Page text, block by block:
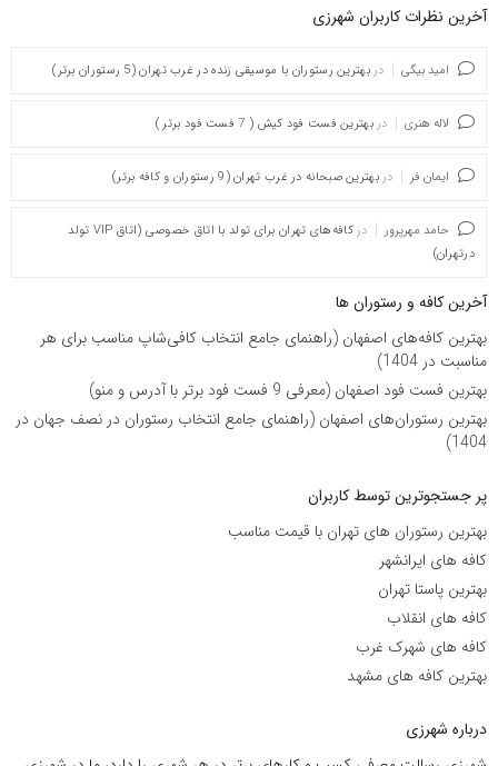
آخرین نظرات کاربران شهرزی
امید بیگی در بهترین رستوران با موسیقی زنده در غرب تهران (5 رستوران برتر)
لاله هنری در بهترین فست فود کیش ( 7 فست فود برتر )
ایمان فر در بهترین صبحانه در غرب تهران (9 رستوران و کافه برتر)
حامد مهرپرور در
کافه‌های تهران برای تولد با اتاق خصوصی (اتاق VIP تولد
درتهران)
آخرین کافه و رستوران ها
بهترین کافه‌های اصفهان (راهنمای جامع انتخاب کافی‌شاپ مناسب برای هر
مناسبت در 1404)
بهترین فست فود اصفهان (معرفی 9 فست فود برتر با آدرس و منو)
بهترین رستوران‌های اصفهان (راهنمای جامع انتخاب رستوران در نصف جهان در
1404)
پر جستجوترین توسط کاربران
بهترین رستوران های تهران با قیمت مناسب
کافه های ایرانشهر
بهترین پاستا تهران
کافه های انقلاب
کافه های شهرک غرب
بهترین کافه های مشهد
درباره شهرزی